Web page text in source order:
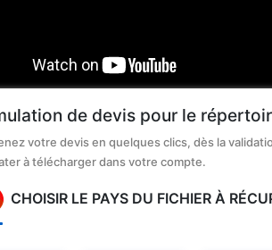
de devis pour le
votre devis en quelques clics, dès la
à télécharger dans votre compte.
CHOISIR LE PAYS DU FICHIER À